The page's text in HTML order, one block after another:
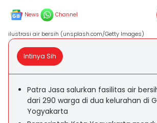
News Channel
ilustrasi air bersih (unsplash.com/Getty Images)
Intinya Sih
Patra Jasa salurkan fasilitas air
dari 290 warga di dua kelurahan di
Yogyakarta